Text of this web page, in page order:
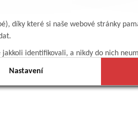
díky které si naše webové stránky
identifikovali, a nikdy do nich
Nastavení